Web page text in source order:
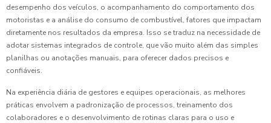
desempenho dos veículos, o acompanhamento do comportamento dos
motoristas e a análise do consumo de combustível, fatores que impactam
diretamente nos resultados da empresa. Isso se traduz na necessidade de
adotar sistemas integrados de controle, que vão muito além das simples
planilhas ou anotações manuais, para oferecer dados precisos e
confiáveis.
Na experiência diária de gestores e equipes operacionais, as melhores
práticas envolvem a padronização de processos, treinamento dos
colaboradores e o desenvolvimento de rotinas claras para o uso e